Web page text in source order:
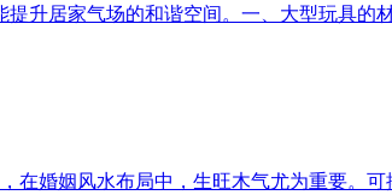
升居家气场的和谐空间。一、大型玩具的
在婚姻风水布局中，生旺木气尤为重要。